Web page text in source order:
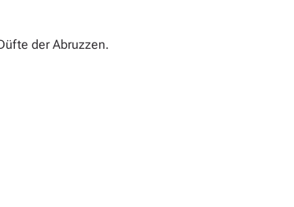
der Abruzzen.